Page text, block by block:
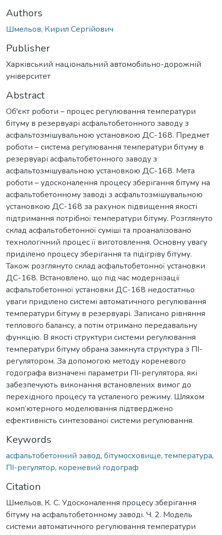
Authors
Шмельов, Кирил Сергійович
Publisher
Харківський національний автомобільно-дорожній
університет
Abstract
Об'єкт роботи – процес регулювання температури
бітуму в резервуарі асфальтобетонного заводу з
асфальтозмішувальною установкою ДС-168. Предмет
роботи – система регулювання температури бітуму в
резервуарі асфальтобетонного заводу з
асфальтозмішувальною установкою ДС-168. Мета
роботи – удосконалення процесу зберігання бітуму на
асфальтобетонному заводі з асфальтозмішувальною
установкою ДС-168 за рахунок підвищення якості
підтримання потрібної температури бітуму. Розглянуто
склад асфальтобетонної суміші та проаналізовано
технологічний процес її виготовлення. Основну увагу
приділено процесу зберігання та підігріву бітуму.
Також розглянуто склад асфальтобетонної установки
ДС-168. Встановлено, що під час модернізації
асфальтобетонної установки ДС-168 недостатньо
уваги приділено системі автоматичного регулювання
температури бітуму в резервуарі. Записано рівняння
теплового балансу, а потім отримано передавальну
функцію. В якості структури системи регулювання
температури бітуму обрана замкнута структура з ПІ-
регулятором. За допомогою методу кореневого
годографа визначені параметри ПІ-регулятора, які
забезпечують виконання встановлених вимог до
перехідного процесу та усталеного режиму. Шляхом
комп’ютерного моделювання підтверджено
ефективність синтезованої системи регулювання.
Keywords
асфальтобетонний завод, бітумосховище, температура,
ПІ-регулятор, кореневий годограф
Citation
Шмельов, К. С. Удосконалення процесу зберігання
бітуму на асфальтобетонному заводі. Ч. 2. Модель
системи автоматичного регулювання температури